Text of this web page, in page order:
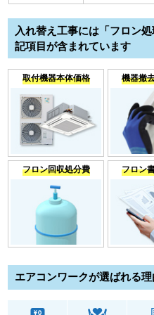
入れ替え工事には「フロン
記項目が含まれています
取付機器本体価格 機器撤
フロン回収処分費 フロン
エアコンワークが選ばれる理